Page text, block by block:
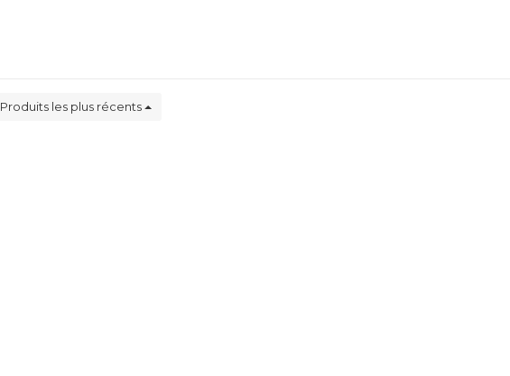
Produits les plus récents